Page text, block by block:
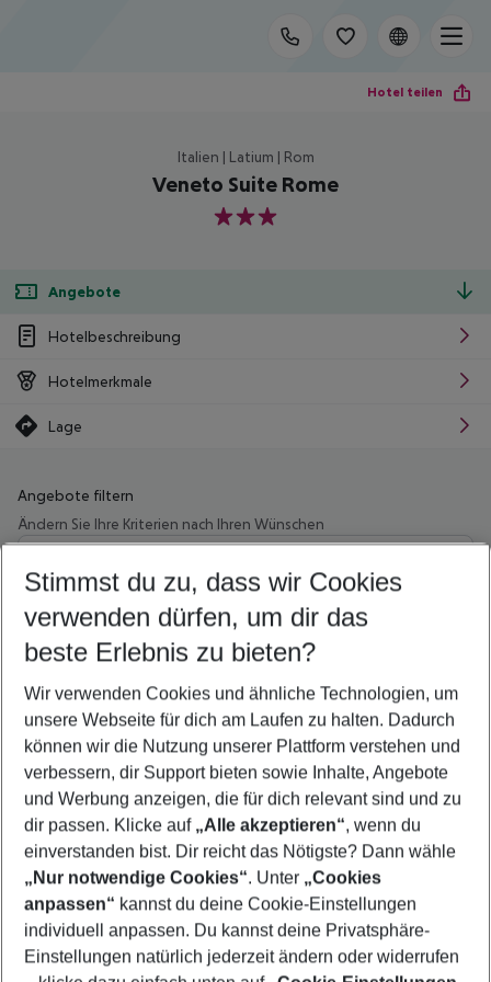
Hotel teilen
Italien | Latium | Rom
Veneto Suite Rome
3
Angebote
Hotelbeschreibung
Hotelmerkmale
Lage
Angebote filtern
Ändern Sie Ihre Kriterien nach Ihren Wünschen
Beliebiger Abflughafen
Wähle deinen Reisezeitraum
5-8 Nächte
2 Erwachsene Keine Kinder
Mehr Filter anzeigen
Footer
Footer navigation
Über uns
Stimmst du zu, dass wir Cookies
verwenden dürfen, um dir das
beste Erlebnis zu bieten?
Wir verwenden Cookies und ähnliche Technologien, um
unsere Webseite für dich am Laufen zu halten. Dadurch
können wir die Nutzung unserer Plattform verstehen und
verbessern, dir Support bieten sowie Inhalte, Angebote
und Werbung anzeigen, die für dich relevant sind und zu
dir passen. Klicke auf „Alle akzeptieren“, wenn du
einverstanden bist. Dir reicht das Nötigste? Dann wähle
„Nur notwendige Cookies“. Unter „Cookies
anpassen“ kannst du deine Cookie-Einstellungen
individuell anpassen. Du kannst deine Privatsphäre-
Einstellungen natürlich jederzeit ändern oder widerrufen